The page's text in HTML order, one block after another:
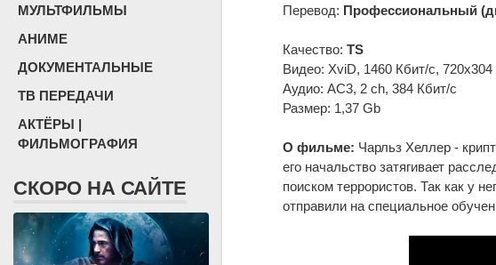
МУЛЬТФИЛЬМЫ
АНИМЕ
ДОКУМЕНТАЛЬНЫЕ
ТВ ПЕРЕДАЧИ
АКТЁРЫ |
ФИЛЬМОГРАФИЯ
СКОРО НА САЙТЕ
Перевод: Профессиональный
Качество: TS
Видео: XviD, 1460 Кбит/с, 720x304
Аудио: AC3, 2 ch, 384 Кбит/с
Размер: 1,37 Gb
О фильме: Чарльз Хеллер -
его начальство затягивает
поиском террористов. Так как у
отправили на специальное